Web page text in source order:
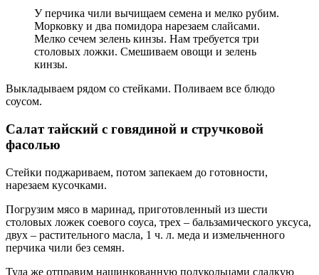
У перчика чили вычищаем семена и мелко рубим.
Морковку и два помидора нарезаем слайсами.
Мелко сечем зелень кинзы. Нам требуется три
столовых ложки. Смешиваем овощи и зелень
кинзы.
Выкладываем рядом со стейками. Поливаем все блюдо
соусом.
Салат тайский с говядиной и стручковой
фасолью
Стейки поджариваем, потом запекаем до готовности,
нарезаем кусочками.
Погрузим мясо в маринад, приготовленный из шести
столовых ложек соевого соуса, трех – бальзамического уксуса,
двух – растительного масла, 1 ч. л. меда и измельченного
перчика чили без семян.
Туда же отправим нашинкованную полукольцами сладкую